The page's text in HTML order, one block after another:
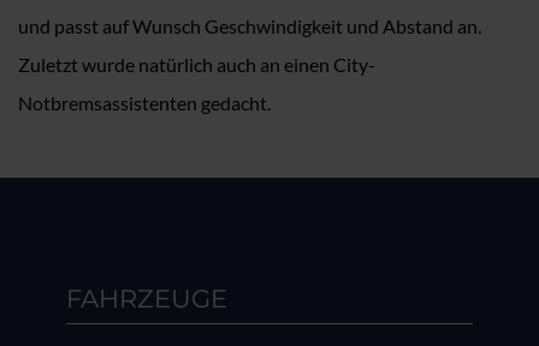
und passt auf Wunsch Geschwindigkeit und Abstand an.
Zuletzt wurde natürlich auch an einen City-
Notbremsassistenten gedacht.
FAHRZEUGE